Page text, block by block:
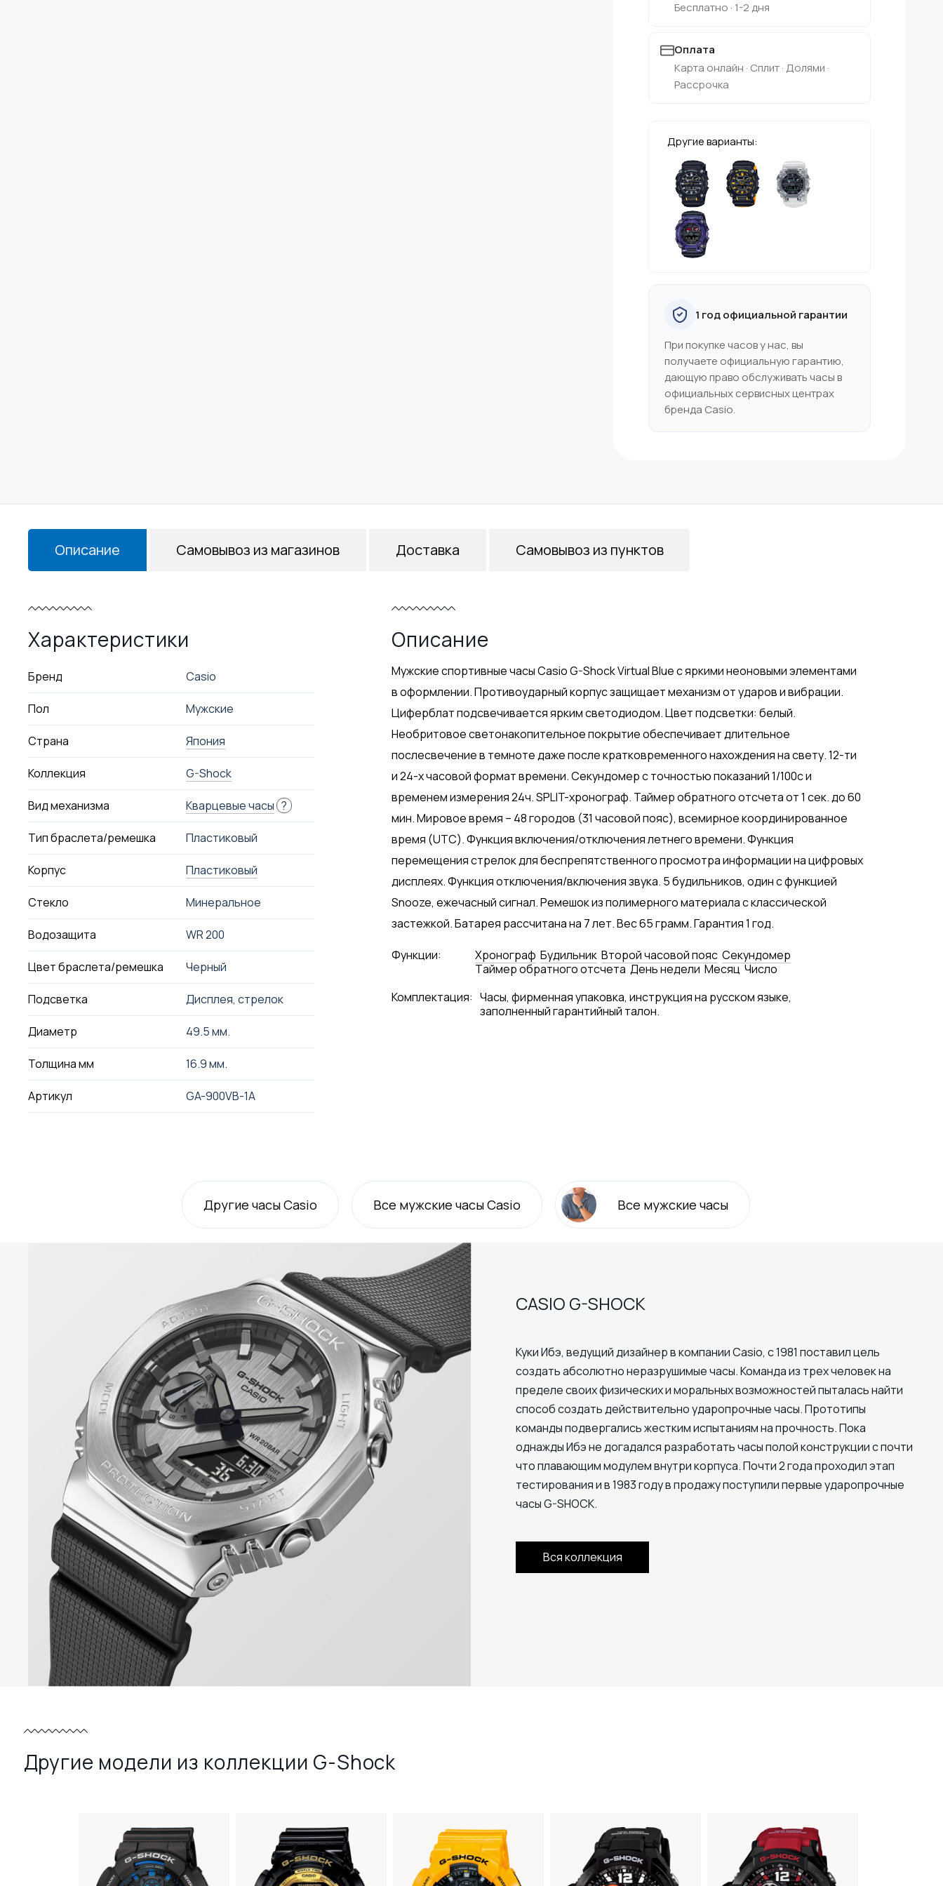
Бесплатно · 1-2 дня
Оплата
Карта онлайн · Сплит · Долями ·
Рассрочка
Другие варианты:
1 год официальной гарантии
При покупке часов у нас, вы
получаете официальную гарантию,
дающую право обслуживать часы в
официальных сервисных центрах
бренда Casio.
Описание
Характеристики
Бренд Casio
Пол Мужские
Страна Япония
Коллекция G-Shock
Вид механизма Кварцевые часы ?
Тип браслета/ремешка Пластиковый
Корпус Пластиковый
Стекло Минеральное
Водозащита WR 200
Цвет браслета/ремешка Черный
Подсветка Дисплея, стрелок
Диаметр 49.5 мм.
Толщина мм 16.9 мм.
Артикул GA-900VB-1A
Описание
Мужские спортивные часы Casio G-Shock Virtual Blue с яркими неоновыми элементами
в оформлении. Противоударный корпус защищает механизм от ударов и вибрации.
Циферблат подсвечивается ярким светодиодом. Цвет подсветки: белый.
Необритовое светонакопительное покрытие обеспечивает длительное
послесвечение в темноте даже после кратковременного нахождения на свету. 12-ти
и 24-х часовой формат времени. Секундомер с точностью показаний 1/100с и
временем измерения 24ч. SPLIT-хронограф. Таймер обратного отсчета от 1 сек. до 60
мин. Мировое время – 48 городов (31 часовой пояс), всемирное координированное
время (UTC). Функция включения/отключения летнего времени. Функция
перемещения стрелок для беспрепятственного просмотра информации на цифровых
дисплеях. Функция отключения/включения звука. 5 будильников, один с функцией
Snooze, ежечасный сигнал. Ремешок из полимерного материала с классической
застежкой. Батарея рассчитана на 7 лет. Вес 65 грамм. Гарантия 1 год.
Функции: Хронограф Будильник Второй часовой пояс Секундомер
Tаймер обратного отсчета День недели Месяц Число
Комплектация: Часы, фирменная упаковка, инструкция на русском языке,
заполненный гарантийный талон.
Самовывоз из магазинов Доставка Самовывоз из пунктов
Другие часы Casio Все мужские часы Casio Все мужские часы
CASIO G-SHOCK
Куки Ибэ, ведущий дизайнер в компании Casio, с 1981 поставил цель
создать абсолютно неразрушимые часы. Команда из трех человек на
пределе своих физических и моральных возможностей пыталась найти
способ создать действительно ударопрочные часы. Прототипы
команды подвергались жестким испытаниям на прочность. Пока
однажды Ибэ не догадался разработать часы полой конструкции с почти
что плавающим модулем внутри корпуса. Почти 2 года проходил этап
тестирования и в 1983 году в продажу поступили первые ударопрочные
часы G-SHOCK.
Вся коллекция
Другие модели из коллекции G-Shock